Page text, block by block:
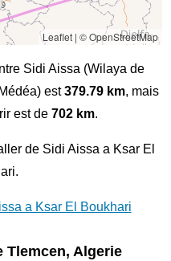
Leaflet| © OpenStreetMap
Sidi Aissa (Wilaya de
est379.79 km, mais
est de 702 km.
de Sidi Aissa a Ksar El
a Ksar El Boukhari
Tlemcen, Algerie